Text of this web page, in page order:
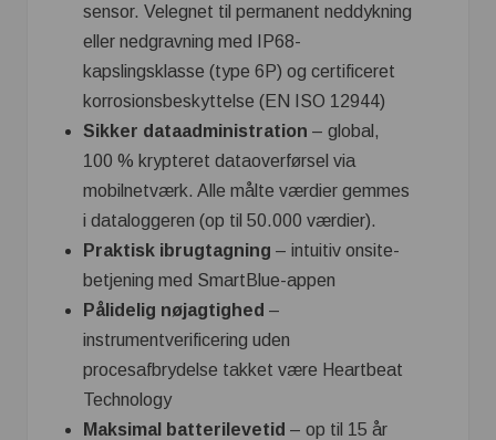
sensor. Velegnet til permanent neddykning
eller nedgravning med IP68-
kapslingsklasse (type 6P) og certificeret
korrosionsbeskyttelse (EN ISO 12944)
Sikker dataadministration – global,
100 % krypteret dataoverførsel via
mobilnetværk. Alle målte værdier gemmes
i dataloggeren (op til 50.000 værdier).
Praktisk ibrugtagning – intuitiv onsite-
betjening med SmartBlue-appen
Pålidelig nøjagtighed –
instrumentverificering uden
procesafbrydelse takket være Heartbeat
Technology
Maksimal batterilevetid – op til 15 år